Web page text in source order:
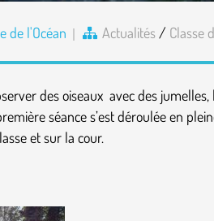
de l'Océan Actualités / Classe
des oiseaux avec des
séance s’est déroulée en
et sur la cour.